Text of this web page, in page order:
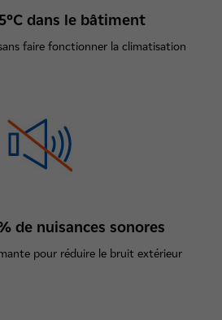
dans le bâtiment
faire fonctionner la climatisation
de nuisances sonores
pour réduire le bruit extérieur